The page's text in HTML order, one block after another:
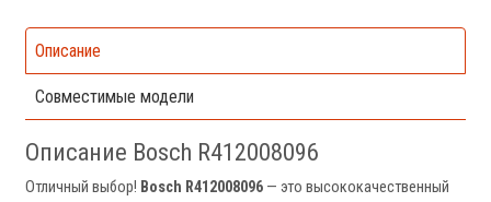
Описание
Совместимые модели
Описание Bosch R412008096
Отличный выбор! Bosch R412008096 — это высококачественный